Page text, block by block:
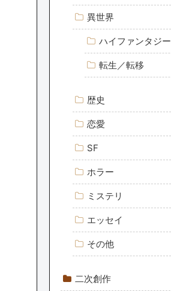
異世界
ハイファンタジー
転生／転移
歴史
恋愛
SF
ホラー
ミステリ
エッセイ
その他
二次創作